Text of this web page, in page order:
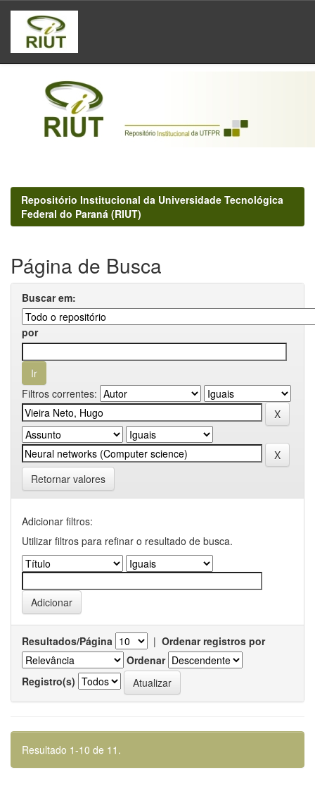
Skip
navigation
Repositório Institucional da Universidade Tecnológica
Federal do Paraná (RIUT)
Página de Busca
Buscar em:
por
Filtros correntes:
Retornar valores
Adicionar filtros:
Utilizar filtros para refinar o resultado de busca.
Resultados/Página | Ordenar registros por
Ordenar
Registro(s)
Resultado 1-10 de 11.